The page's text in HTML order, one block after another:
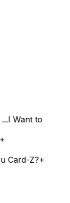
Want to
+
Card-Z?+